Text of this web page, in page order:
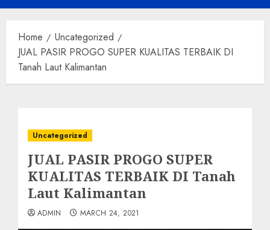
Menu
Home
Uncategorized
JUAL PASIR PROGO SUPER KUALITAS TERBAIK DI
Tanah Laut Kalimantan
Uncategorized
JUAL PASIR PROGO SUPER
KUALITAS TERBAIK DI Tanah
Laut Kalimantan
ADMIN MARCH 24, 2021